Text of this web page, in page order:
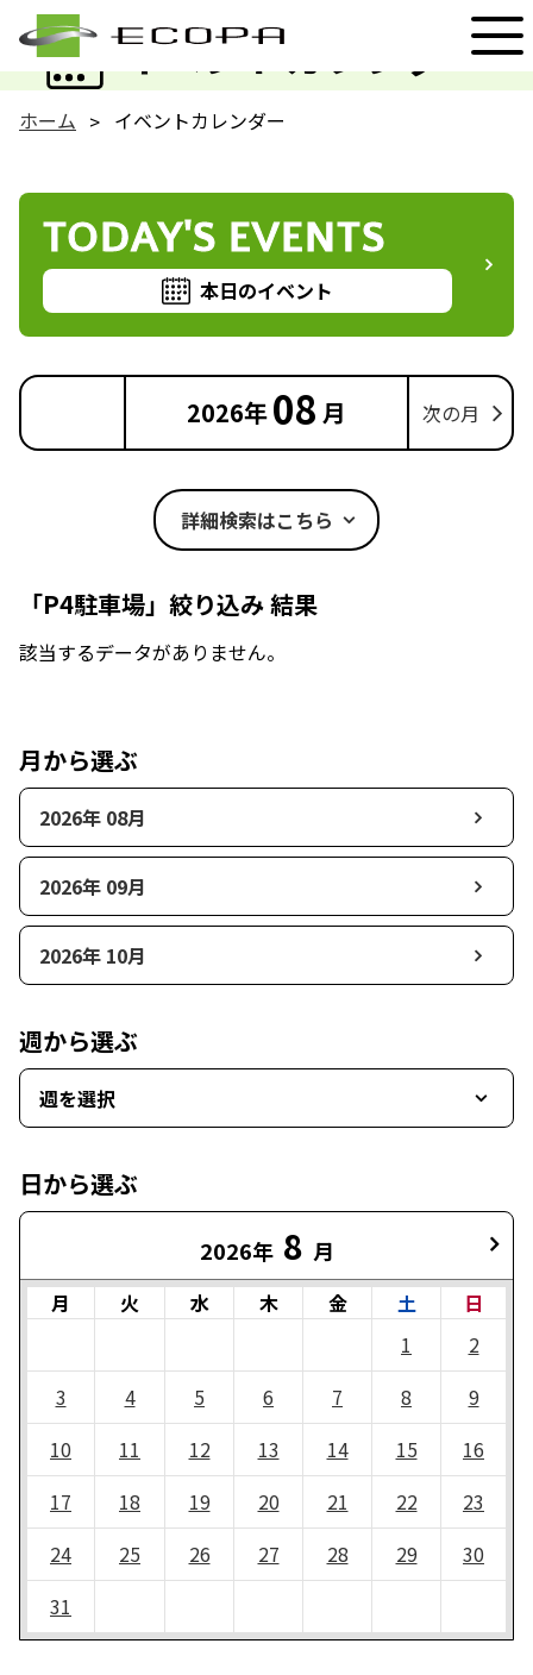
イベントカレンダー
EVENT
ホーム イベントカレンダー
TODAY'S EVENTS
本日のイベント
2026年08 月 次の月
詳細検索はこちら
「P4駐車場」絞り込み 結果
該当するデータがありません。
月から選ぶ
2026年 08月
2026年 09月
2026年 10月
週から選ぶ
週を選択
日から選ぶ
2026年 8 月
月 火 水 木 金 土
日
1
2
3
4 5 6 7 8
9
10
11 12 13 14 15
16
17
18 19 20 21 22
23
24
25 26 27 28 29
30
31